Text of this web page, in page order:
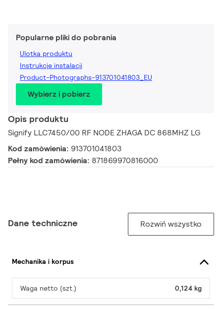
Popularne pliki do pobrania
Ulotka produktu
Instrukcje instalacji
Product-Photographs-913701041803_EU
Wybierz i pobierz
Opis produktu
Signify LLC7450/00 RF NODE ZHAGA DC 868MHZ LG
Kod zamówienia: 913701041803
Pełny kod zamówienia: 871869970816000
Dane techniczne Rozwiń wszystko
Mechanika i korpus
Waga netto (szt.) 0,124 kg